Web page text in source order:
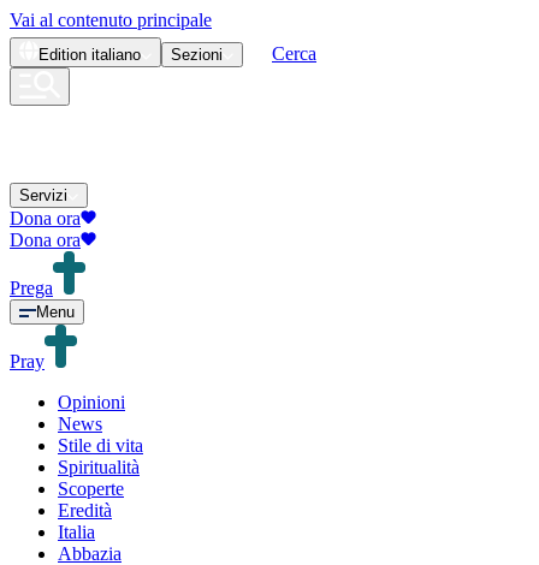
Vai al contenuto principale
Edition italiano Sezioni Cerca
Servizi
Dona ora
Dona ora
Prega
Menu
Pray
Opinioni
News
Stile di vita
Spiritualità
Scoperte
Eredità
Italia
Abbazia